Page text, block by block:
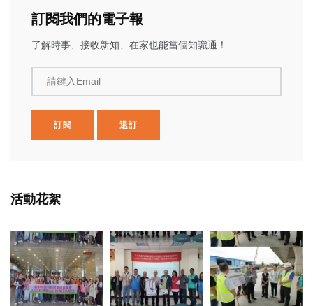
訂閱我們的電子報
了解時事、接收新知、在家也能當個知識通！
請鍵入Email
訂閱 退訂
活動花絮